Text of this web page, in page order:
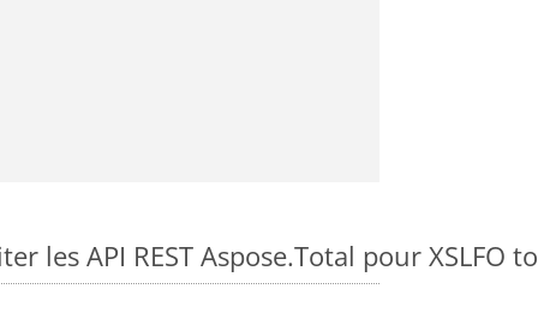
les API REST Aspose.Total pour XSLFO